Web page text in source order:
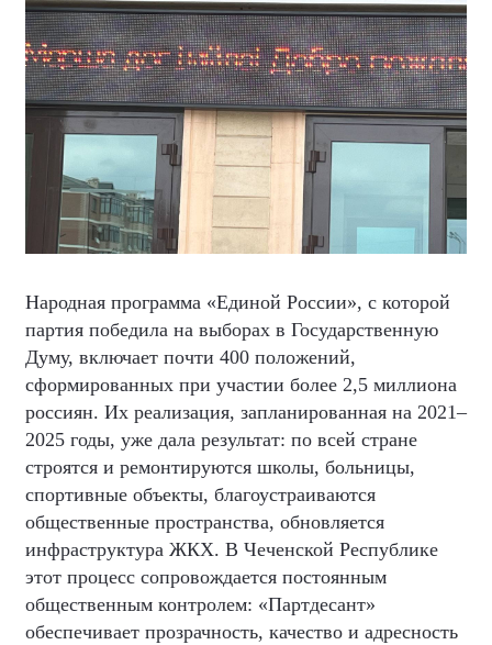
Народная программа «Единой России», с которой
партия победила на выборах в Государственную
Думу, включает почти 400 положений,
сформированных при участии более 2,5 миллиона
россиян. Их реализация, запланированная на 2021–
2025 годы, уже дала результат: по всей стране
строятся и ремонтируются школы, больницы,
спортивные объекты, благоустраиваются
общественные пространства, обновляется
инфраструктура ЖКХ. В Чеченской Республике
этот процесс сопровождается постоянным
общественным контролем: «Партдесант»
обеспечивает прозрачность, качество и адресность